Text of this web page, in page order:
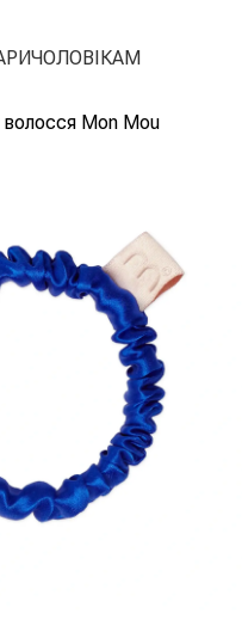
ЧОЛОВІКАМ
Mon Mou